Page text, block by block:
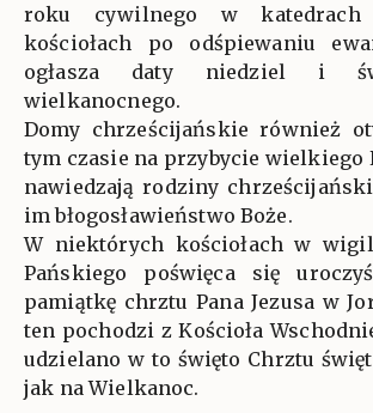
roku cywilnego w katedrach
kościołach po odśpiewaniu
ogłasza daty niedziel i
wielkanocnego.
Domy chrześcijańskie również
tym czasie na przybycie wielkiego
nawiedzają rodziny
im błogosławieństwo Boże.
W niektórych kościołach w
Pańskiego poświęca się
pamiątkę chrztu Pana Jezusa w
ten pochodzi z Kościoła
udzielano w to święto Chrztu
jak na Wielkanoc.